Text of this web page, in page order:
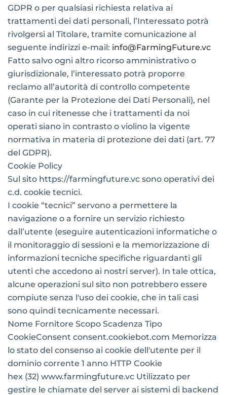
GDPR o per qualsiasi richiesta relativa ai
trattamenti dei dati personali, l’Interessato potrà
rivolgersi al Titolare, tramite comunicazione al
seguente indirizzi e-mail: info@FarmingFuture.vc
Fatto salvo ogni altro ricorso amministrativo o
giurisdizionale, l’interessato potrà proporre
reclamo all’autorità di controllo competente
(Garante per la Protezione dei Dati Personali), nel
caso in cui ritenesse che i trattamenti da noi
operati siano in contrasto o violino la vigente
normativa in materia di protezione dei dati (art. 77
del GDPR).
Cookie Policy
Sul sito https://farmingfuture.vc sono operativi dei
c.d. cookie tecnici.
I cookie “tecnici” servono a permettere la
navigazione o a fornire un servizio richiesto
dall’utente (eseguire autenticazioni informatiche o
il monitoraggio di sessioni e la memorizzazione di
informazioni tecniche specifiche riguardanti gli
utenti che accedono ai nostri server). In tale ottica,
alcune operazioni sul sito non potrebbero essere
compiute senza l'uso dei cookie, che in tali casi
sono quindi tecnicamente necessari.
Nome Fornitore Scopo Scadenza Tipo
CookieConsent consent.cookiebot.com Memorizza
lo stato del consenso ai cookie dell'utente per il
dominio corrente 1 anno HTTP Cookie
hex (32) www.farmingfuture.vc Utilizzato per
gestire le chiamate del server ai sistemi di backend